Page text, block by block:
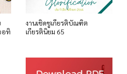
อทิ
งานเชิดชูเกียรติบัณฑิต
เกียรตินิยม 65